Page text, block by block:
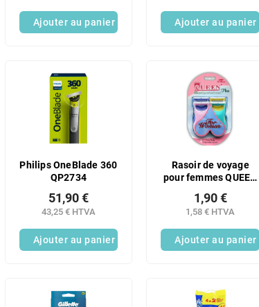
Ajouter au panier Ajouter au panier
Philips OneBlade 360
QP2734
43,25 € HTVA
51,90 €
Ajouter au panier
Rasoir de voyage
pour femmes QUEEN
lames, lot de 4, EN
SOLDE !
1,58 € HTVA
1,90 €
Ajouter au panier